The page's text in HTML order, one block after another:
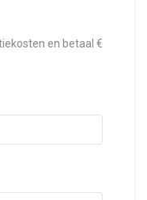
en betaal €